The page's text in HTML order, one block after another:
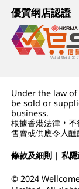
優質纲店認證
Under the law
be sold or
business.
根據香港法律，不
售賣或供應令人
條款及細則 |私
© 2024